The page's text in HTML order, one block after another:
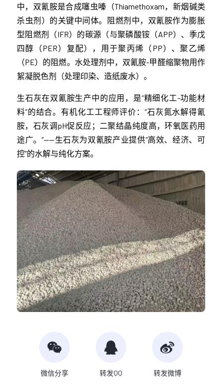
中，双氰胺是合成噻虫嗪（Thiamethoxam，新烟碱类
杀虫剂）的关键中间体。阻燃剂中，双氰胺作为膨胀
型阻燃剂（IFR）的碳源（与聚磷酸铵（APP）、季戊
四醇（PER）复配），用于聚丙烯（PP）、聚乙烯
（PE）的阻燃。水处理剂中，双氰胺-甲醛缩聚物用作
絮凝脱色剂（处理印染、造纸废水）。
生石灰在双氰胺生产中的应用，是“精细化工-功能材
料”的结合。有机化工工程师评价：“石灰氮水解得氰
胺，石灰调pH促反应；二聚结晶纯度高，环氧医药用
途广。”——生石灰为双氰胺产业提供“高效、经济、可
控”的水解与纯化方案。
微信分享 转发QQ 转发微博